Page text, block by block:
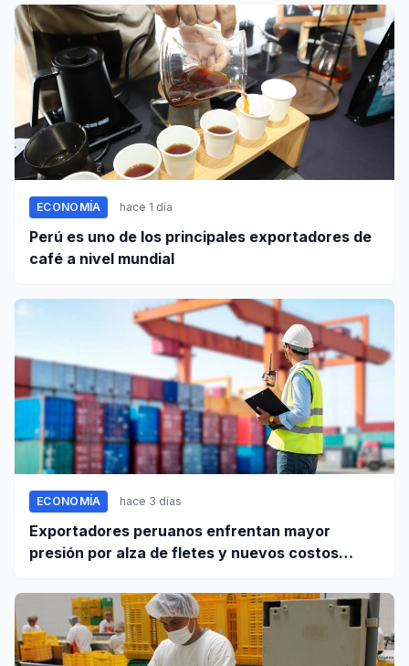
ECONOMÍA hace 1 día
Perú es uno de los principales exportadores de
café a nivel mundial
ECONOMÍA hace 3 días
Exportadores peruanos enfrentan mayor
presión por alza de fletes y nuevos costos